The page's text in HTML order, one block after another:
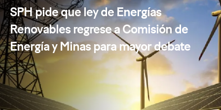
SPH pide que ley de Energías
Renovables regrese a Comisión de
Energía y Minas para mayor debate